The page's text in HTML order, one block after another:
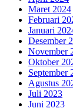
Maret 2024
Februari
Januari
Desember
November
Oktober
September
Agustus
Juli 2023
Juni 2023